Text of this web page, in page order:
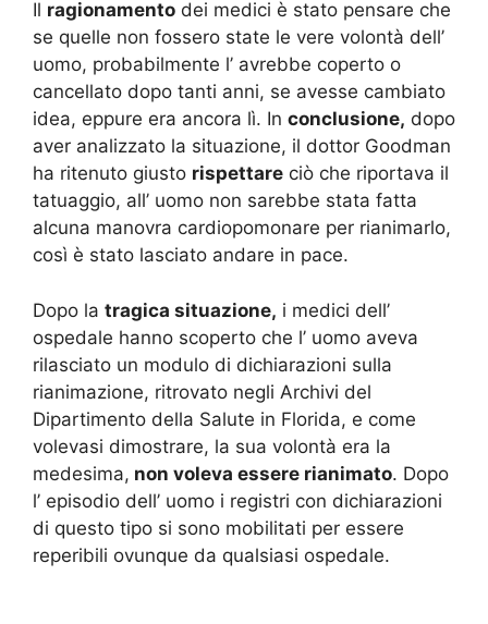
Il ragionamento dei medici è stato pensare che
se quelle non fossero state le vere volontà dell’
uomo, probabilmente l’ avrebbe coperto o
cancellato dopo tanti anni, se avesse cambiato
idea, eppure era ancora lì. In conclusione, dopo
aver analizzato la situazione, il dottor Goodman
ha ritenuto giusto rispettare ciò che riportava il
tatuaggio, all’ uomo non sarebbe stata fatta
alcuna manovra cardiopomonare per rianimarlo,
così è stato lasciato andare in pace.
Dopo la tragica situazione, i medici dell’
ospedale hanno scoperto che l’ uomo aveva
rilasciato un modulo di dichiarazioni sulla
rianimazione, ritrovato negli Archivi del
Dipartimento della Salute in Florida, e come
volevasi dimostrare, la sua volontà era la
medesima, non voleva essere rianimato. Dopo
l’ episodio dell’ uomo i registri con dichiarazioni
di questo tipo si sono mobilitati per essere
reperibili ovunque da qualsiasi ospedale.